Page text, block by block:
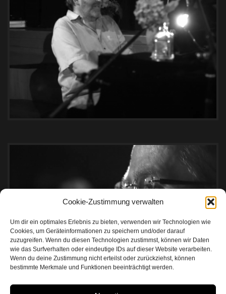
Cookie-Zustimmung verwalten
Um dir ein optimales Erlebnis zu bieten, verwenden wir Technologien wie
Cookies, um Geräteinformationen zu speichern und/oder darauf
zuzugreifen. Wenn du diesen Technologien zustimmst, können wir Daten
wie das Surfverhalten oder eindeutige IDs auf dieser Website verarbeiten.
Wenn du deine Zustimmung nicht erteilst oder zurückziehst, können
bestimmte Merkmale und Funktionen beeinträchtigt werden.